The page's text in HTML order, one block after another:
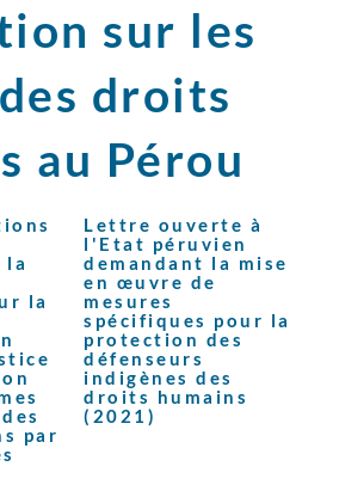
sur les
droits
au Pérou
la
la
par
Lettre ouverte à
l'Etat péruvien
demandant la mise
en œuvre de
mesures
spécifiques pour la
protection des
défenseurs
indigènes des
droits humains
(2021)